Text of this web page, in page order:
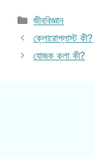
Categories
জীববিজ্ঞান
ক্লোরোপ্লাস্ট কী?
যোজক কলা কী?